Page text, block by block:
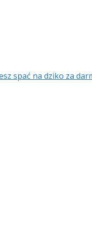
spać na dziko za